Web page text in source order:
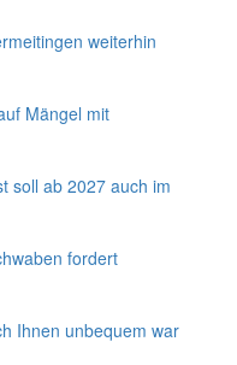
weiterhin
Mängel mit
soll ab 2027 auch im
fordert
Ihnen unbequem war